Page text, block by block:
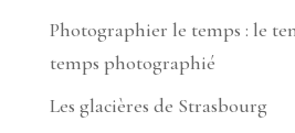
Photographier le temps : le
temps photographié
Les glacières de Strasbourg